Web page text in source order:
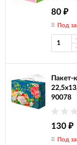
80 ₽
Под
Пакет-
90078
130 ₽
Под